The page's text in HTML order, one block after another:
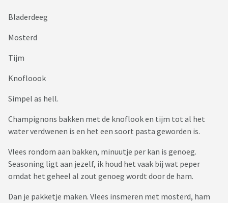
Bladerdeeg
Mosterd
Tijm
Knofloook
Simpel as hell.
Champignons bakken met de knoflook en tijm tot al het
water verdwenen is en het een soort pasta geworden is.
Vlees rondom aan bakken, minuutje per kan is genoeg.
Seasoning ligt aan jezelf, ik houd het vaak bij wat peper
omdat het geheel al zout genoeg wordt door de ham.
Dan je pakketje maken. Vlees insmeren met mosterd, ham